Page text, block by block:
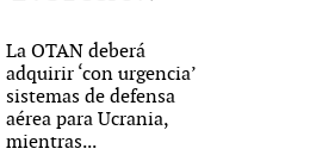
La OTAN deberá
adquirir ‘con urgencia’
sistemas de defensa
aérea para Ucrania,
mientras...